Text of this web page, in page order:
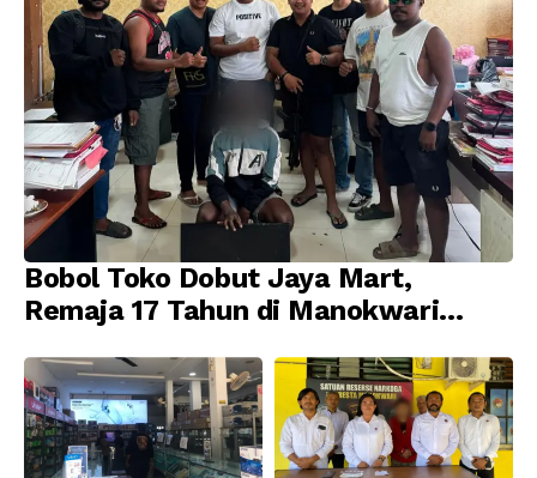
Bobol Toko Dobut Jaya Mart,
Remaja 17 Tahun di Manokwari
Jatanras Polda Papua Barat